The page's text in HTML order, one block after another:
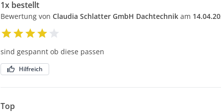
1x bestellt
Bewertung von Claudia Schlatter GmbH Dachtechnik am
sind gespannt ob diese passen
Hilfreich
Top